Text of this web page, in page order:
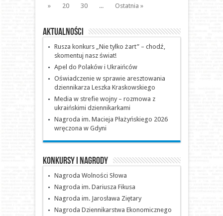
»
20 30 ... Ostatnia »
Aktualności
Rusza konkurs „Nie tylko żart” – chodź,
skomentuj nasz świat!
Apel do Polaków i Ukraińców
Oświadczenie w sprawie aresztowania
dziennikarza Leszka Kraskowskiego
Media w strefie wojny – rozmowa z
ukraińskimi dziennikarkami
Nagroda im. Macieja Płażyńskiego 2026
wręczona w Gdyni
Konkursy i nagrody
Nagroda Wolności Słowa
Nagroda im. Dariusza Fikusa
Nagroda im. Jarosława Ziętary
Nagroda Dziennikarstwa Ekonomicznego